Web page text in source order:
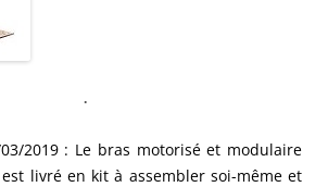
.
2019 : Le bras motorisé et modulaire
est livré en kit à assembler soi-même et